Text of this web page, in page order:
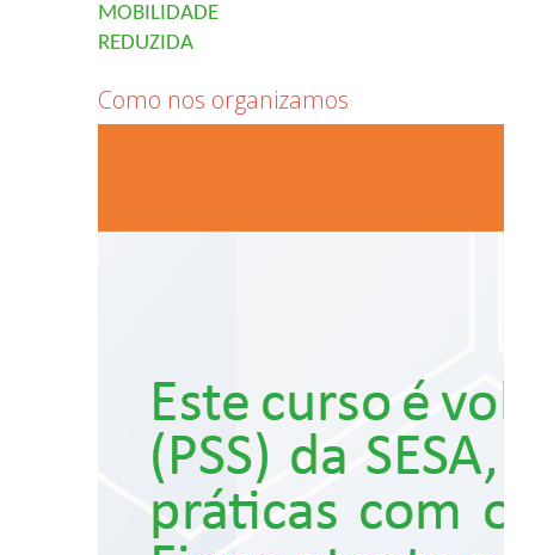
MOBILIDADE
REDUZIDA
Como nos organizamos